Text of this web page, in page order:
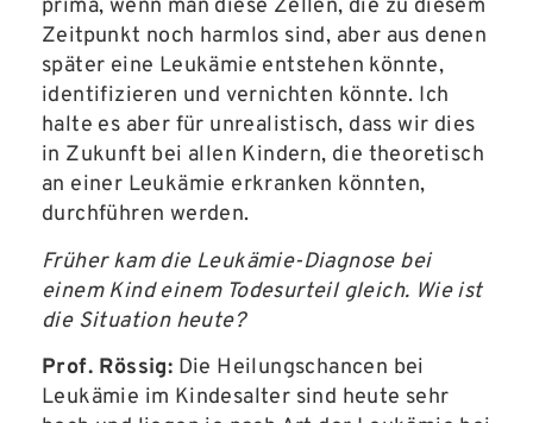
prima, wenn man diese Zellen, die zu diesem
Zeitpunkt noch harmlos sind, aber aus denen
später eine Leukämie entstehen könnte,
identifizieren und vernichten könnte. Ich
halte es aber für unrealistisch, dass wir dies
in Zukunft bei allen Kindern, die theoretisch
an einer Leukämie erkranken könnten,
durchführen werden.
Früher kam die Leukämie-Diagnose bei
einem Kind einem Todesurteil gleich. Wie ist
die Situation heute?
Prof. Rössig: Die Heilungschancen bei
Leukämie im Kindesalter sind heute sehr